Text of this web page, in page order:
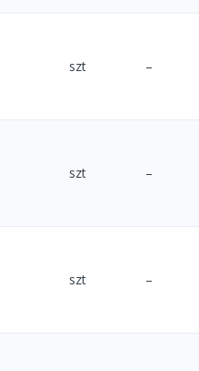
szt –
szt –
szt –